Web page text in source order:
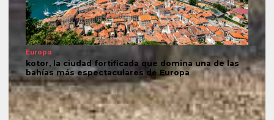
Europa
kotor, la ciudad fortificada que domina una de las
bahías más espectaculares de Europa